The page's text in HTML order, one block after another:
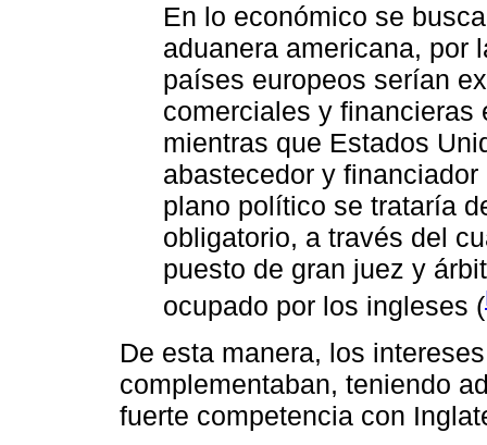
En lo económico se
aduanera americana, por
países europeos serían
comerciales y financieras
mientras que Estados
abastecedor y
plano político se trataría
obligatorio, a través del
puesto de gran juez y
ocupado por los ingleses (
De esta manera, los
complementaban, teniendo
fuerte competencia con